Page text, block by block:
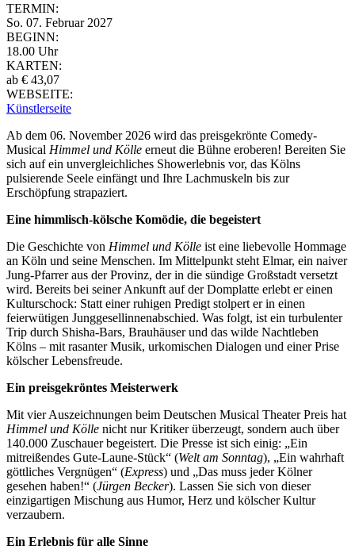
TERMIN:
So. 07. Februar 2027
BEGINN:
18.00 Uhr
KARTEN:
ab € 43,07
WEBSEITE:
Künstlerseite
Ab dem 06. November 2026 wird das preisgekrönte Comedy-
Musical Himmel und Kölle erneut die Bühne eroberen! Bereiten Sie
sich auf ein unvergleichliches Showerlebnis vor, das Kölns
pulsierende Seele einfängt und Ihre Lachmuskeln bis zur
Erschöpfung strapaziert.
Eine himmlisch-kölsche Komödie, die begeistert
Die Geschichte von Himmel und Kölle ist eine liebevolle Hommage
an Köln und seine Menschen. Im Mittelpunkt steht Elmar, ein naiver
Jung-Pfarrer aus der Provinz, der in die sündige Großstadt versetzt
wird. Bereits bei seiner Ankunft auf der Domplatte erlebt er einen
Kulturschock: Statt einer ruhigen Predigt stolpert er in einen
feierwütigen Junggesellinnenabschied. Was folgt, ist ein turbulenter
Trip durch Shisha-Bars, Brauhäuser und das wilde Nachtleben
Kölns – mit rasanter Musik, urkomischen Dialogen und einer Prise
kölscher Lebensfreude.
Ein preisgekröntes Meisterwerk
Mit vier Auszeichnungen beim Deutschen Musical Theater Preis hat
Himmel und Kölle nicht nur Kritiker überzeugt, sondern auch über
140.000 Zuschauer begeistert. Die Presse ist sich einig: „Ein
mitreißendes Gute-Laune-Stück“ (Welt am Sonntag), „Ein wahrhaft
göttliches Vergnügen“ (Express) und „Das muss jeder Kölner
gesehen haben!“ (Jürgen Becker). Lassen Sie sich von dieser
einzigartigen Mischung aus Humor, Herz und kölscher Kultur
verzaubern.
Ein Erlebnis für alle Sinne